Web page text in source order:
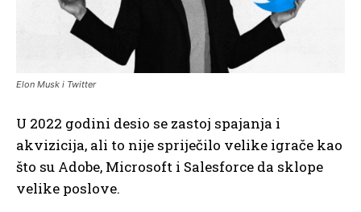
Elon Musk i Twitter
U 2022 godini desio se zastoj spajanja i
akvizicija, ali to nije spriječilo velike igrače kao
što su Adobe, Microsoft i Salesforce da sklope
velike poslove.